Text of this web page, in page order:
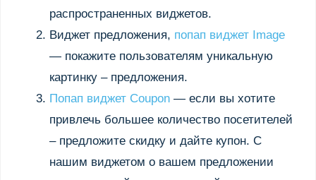
распространенных виджетов.
Виджет предложения, попап виджет Image
— покажите пользователям уникальную
картинку – предложения.
Попап виджет Coupon — если вы хотите
привлечь большее количество посетителей
– предложите скидку и дайте купон. С
нашим виджетом о вашем предложении